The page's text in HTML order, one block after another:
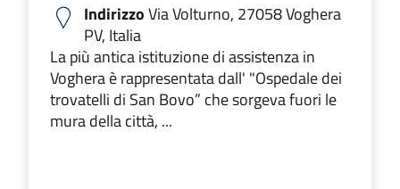
IndirizzoVia Volturno, 27058 Voghera
PV, Italia
La più antica istituzione di assistenza in
Voghera è rappresentata dall' "Ospedale dei
trovatelli di San Bovo” che sorgeva fuori le
mura della città, ...